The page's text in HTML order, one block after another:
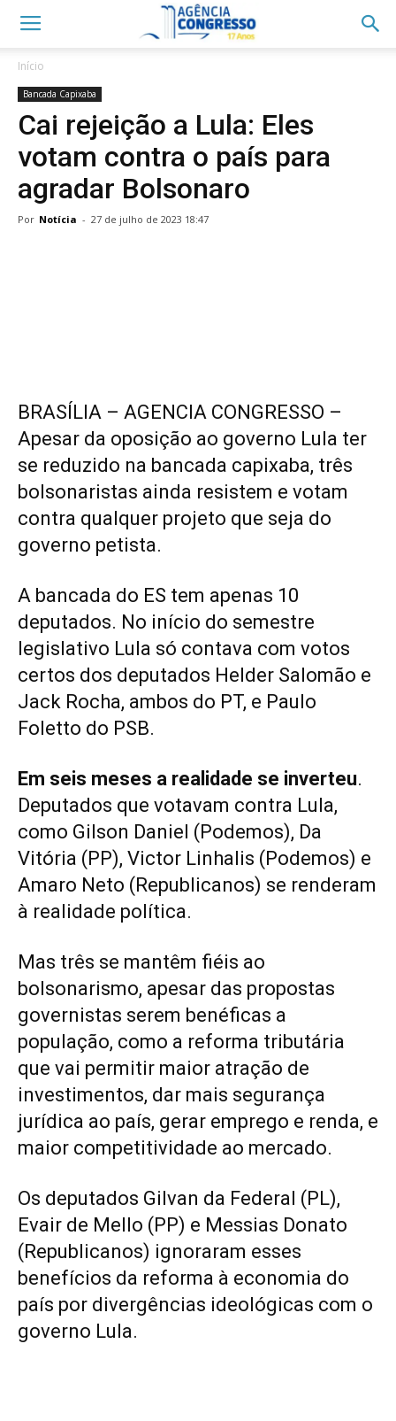
Início
Bancada Capixaba
Cai rejeição a Lula: Eles
votam contra o país para
agradar Bolsonaro
Por Notícia - 27 de julho de 2023 18:47
BRASÍLIA – AGENCIA CONGRESSO –
Apesar da oposição ao governo Lula ter
se reduzido na bancada capixaba, três
bolsonaristas ainda resistem e votam
contra qualquer projeto que seja do
governo petista.
A bancada do ES tem apenas 10
deputados. No início do semestre
legislativo Lula só contava com votos
certos dos deputados Helder Salomão e
Jack Rocha, ambos do PT, e Paulo
Foletto do PSB.
Em seis meses a realidade se inverteu.
Deputados que votavam contra Lula,
como Gilson Daniel (Podemos), Da
Vitória (PP), Victor Linhalis (Podemos) e
Amaro Neto (Republicanos) se renderam
à realidade política.
Mas três se mantêm fiéis ao
bolsonarismo, apesar das propostas
governistas serem benéficas a
população, como a reforma tributária
que vai permitir maior atração de
investimentos, dar mais segurança
jurídica ao país, gerar emprego e renda, e
maior competitividade ao mercado.
Os deputados Gilvan da Federal (PL),
Evair de Mello (PP) e Messias Donato
(Republicanos) ignoraram esses
benefícios da reforma à economia do
país por divergências ideológicas com o
governo Lula.